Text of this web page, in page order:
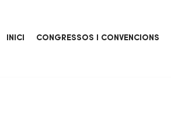
INICI CONGRESSOS I CONVENCIONS